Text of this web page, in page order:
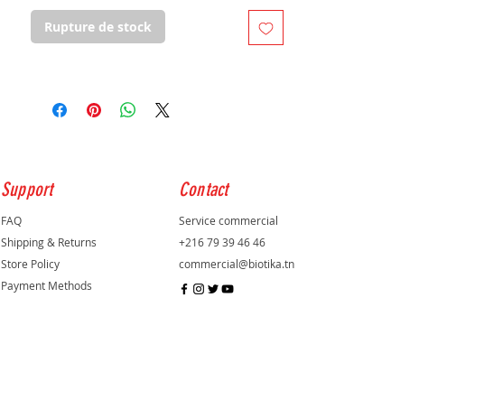
sans gêne.
Rupture de stock
Support
FAQ
Shipping & Returns
Store Policy
Payment Methods
Contact
Service commercial
+216 79 39 46 46
commercial@biotika.tn